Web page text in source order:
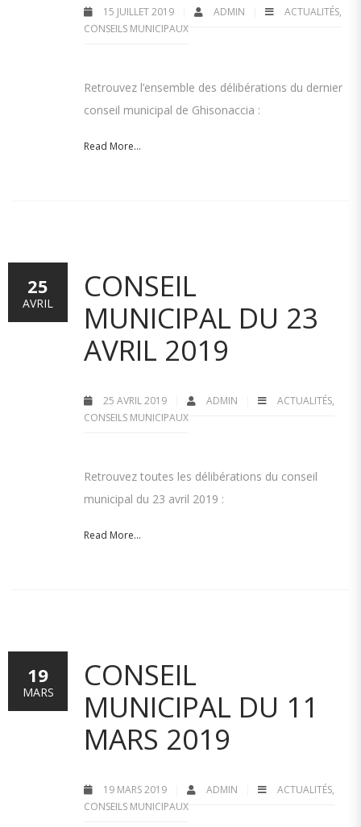
15 JUILLET 2019 ADMIN ACTUALITÉS,
CONSEILS MUNICIPAUX
Retrouvez l’ensemble des délibérations du dernier
conseil municipal de Ghisonaccia :
Read More...
CONSEIL
MUNICIPAL DU 23
AVRIL 2019
25 AVRIL 2019 ADMIN ACTUALITÉS,
CONSEILS MUNICIPAUX
Retrouvez toutes les délibérations du conseil
municipal du 23 avril 2019 :
Read More...
25
AVRIL
CONSEIL
MUNICIPAL DU 11
MARS 2019
19 MARS 2019 ADMIN ACTUALITÉS,
CONSEILS MUNICIPAUX
19
MARS